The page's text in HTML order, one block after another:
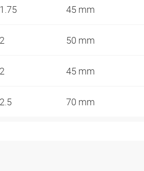
45 mm
50 mm
45 mm
70 mm